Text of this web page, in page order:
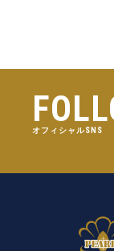
オフィシャルSNS